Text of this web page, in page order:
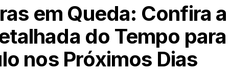
em Queda: Confira a
do Tempo para
nos Próximos Dias